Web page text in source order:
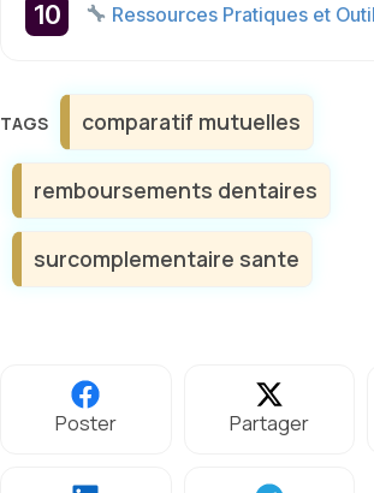
Ressources Pratiques et
Étiquettes
comparatif mutuelles
remboursements dentaires
surcomplementaire sante
Poster Partager